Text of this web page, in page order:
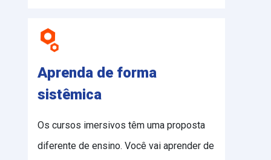
Aprenda de forma
sistêmica
Os cursos imersivos têm uma proposta
diferente de ensino. Você vai aprender de